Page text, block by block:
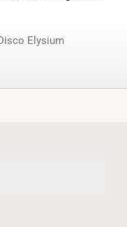
Elysium